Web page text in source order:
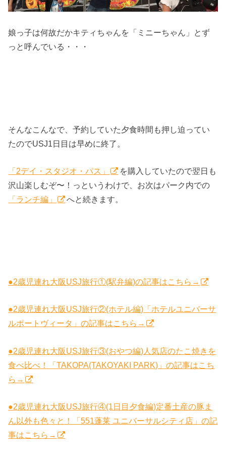
娘っ子は何故だかキティちゃんを「ミニーちゃん」とず
っと呼んでいる・・・
そんなこんなで、予約していた夕食時間も押し迫ってい
たのでUSJ1日目は早めに終了。
「2デイ・スタジオ・パス」
を購入していたので翌日も
沢山楽しむぞ〜！っというわけで、お次はパーク内での
「ランチ編」
へと続きます。
●2歳児連れ大阪USJ旅行①(駅弁編)の記事はこちら→
●2歳児連れ大阪USJ旅行②(ホテル編)「ホテルユニバーサ
ルポートヴィータ」の記事はこちら→
●2歳児連れ大阪USJ旅行③(おやつ編)人気店のたこ焼きを
食べ比べ！「TAKOPA(TAKOYAKI PARK)」の記事はこち
ら→
●2歳児連れ大阪USJ旅行④(1日目夕食編)定番土産の豚ま
ん以外も色々と！「551蓬莱 ユニバーサルシティ店」の記
事はこちら→